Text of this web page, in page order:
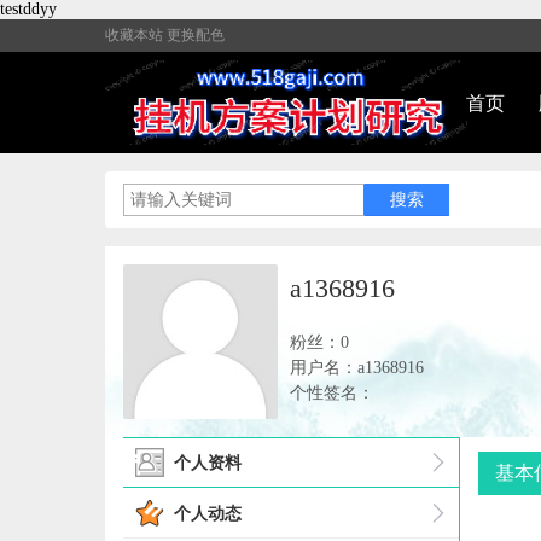
testddyy
收藏本站 更换配色
首页
a1368916
粉丝：0
用户名：a1368916
个性签名：
个人资料
个人动态
基本